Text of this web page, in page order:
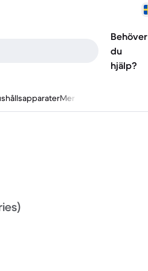
Behöver
du
hjälp?
Mer